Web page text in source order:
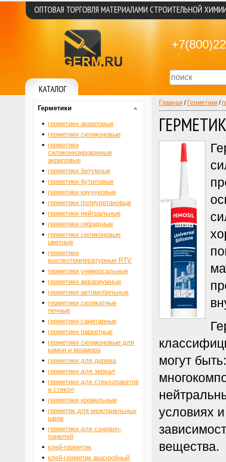
Главная / Герметики /
могут
условиях
вещества.
Герметики
герметики акриловые
герметики силиконовые
герметики
силиконизированные
акриловые
герметики битумные
герметики бутиловые
герметики каучуковые
герметики полиуретановые
герметики нейтральные
герметики гибридные
герметики силиконовые
цветные
герметики
высокотемпературные RTV
герметики универсальные
герметики аквариумные
герметики автомобильные
герметики силикатные
печные
герметики санитарные
герметики паркетные
герметики силиконовые для
камня и мрамора
герметики для дерева
герметики для зеркал
герметики для стеклопакетов
и стекол
герметики кровельные
герметик для межпанельных
швов
герметики для сэндвич-
панелей
клей-герметик
клей-герметик анаэробный
ОПТОВАЯ ТОРГОВЛЯ МАТЕРИАЛАМИ СТРОИТЕЛЬНОЙ
КАТАЛОГ